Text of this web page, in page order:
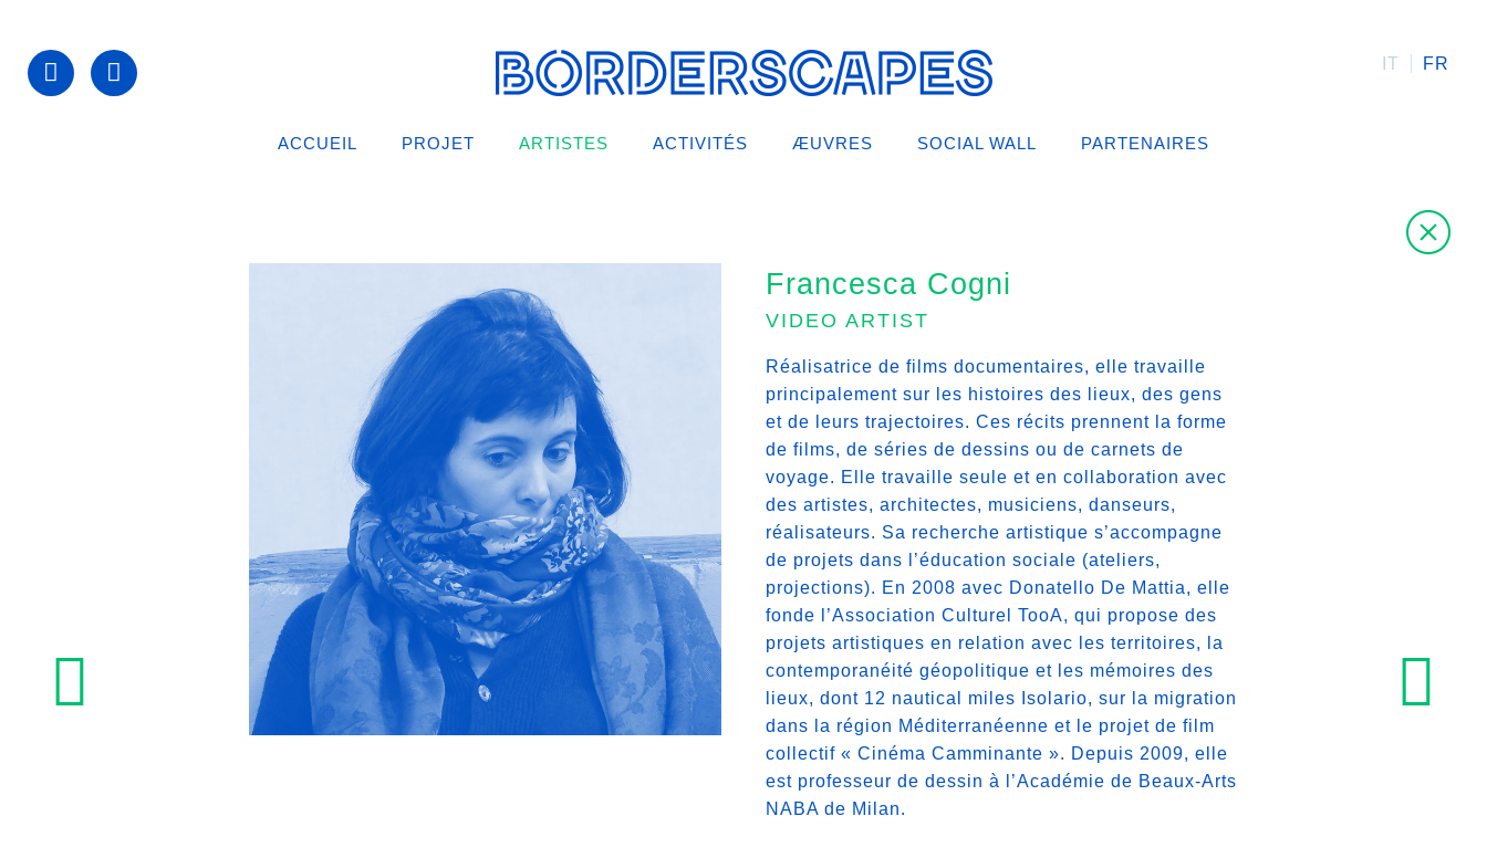
IT FR
ACCUEIL PROJET ARTISTES ACTIVITÉS ÆUVRES SOCIAL WALL PARTENAIRES
Francesca Cogni
VIDEO ARTIST
Réalisatrice de films documentaires, elle travaille
principalement sur les histoires des lieux, des gens
et de leurs trajectoires. Ces récits prennent la forme
de films, de séries de dessins ou de carnets de
voyage. Elle travaille seule et en collaboration avec
des artistes, architectes, musiciens, danseurs,
réalisateurs. Sa recherche artistique s’accompagne
de projets dans l’éducation sociale (ateliers,
projections). En 2008 avec Donatello De Mattia, elle
fonde l’Association Culturel TooA, qui propose des
projets artistiques en relation avec les territoires, la
contemporanéité géopolitique et les mémoires des
lieux, dont 12 nautical miles Isolario, sur la migration
dans la région Méditerranéenne et le projet de film
collectif « Cinéma Camminante ». Depuis 2009, elle
est professeur de dessin à l’Académie de Beaux-Arts
NABA de Milan.